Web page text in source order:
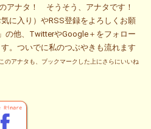
アナタ！ そうそう、アナタです！
に入り）やRSS登録をよろしくお願
の他、TwitterやGoogle＋をフォロー
。ついでに私のつぶやきも流れます
のアナタも、ブックマークした上にさらにいいね